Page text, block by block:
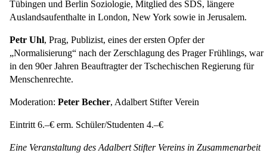
Tübingen und Berlin Soziologie, Mitglied des SDS, längere
Auslandsaufenthalte in London, New York sowie in Jerusalem.
Petr Uhl, Prag, Publizist, eines der ersten Opfer der
„Normalisierung“ nach der Zerschlagung des Prager Frühlings, war
in den 90er Jahren Beauftragter der Tschechischen Regierung für
Menschenrechte.
Moderation: Peter Becher, Adalbert Stifter Verein
Eintritt 6.–€ erm. Schüler/Studenten 4.–€
Eine Veranstaltung des Adalbert Stifter Vereins in Zusammenarbeit